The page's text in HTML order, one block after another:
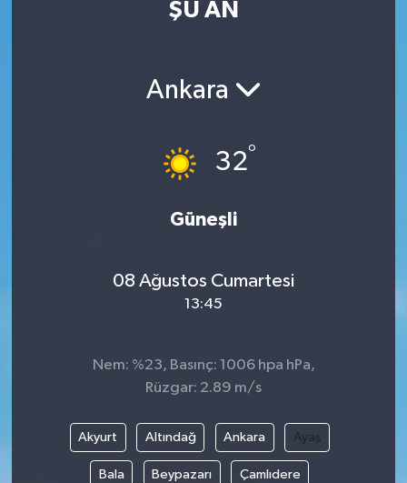
ŞU AN
Ankara
32°
Güneşli
08 Ağustos Cumartesi
13:45
Nem: %23, Basınç: 1006 hpa hPa,
Rüzgar: 2.89 m/s
Akyurt Altındağ Ankara Ayaş
Bala Beypazarı Çamlıdere